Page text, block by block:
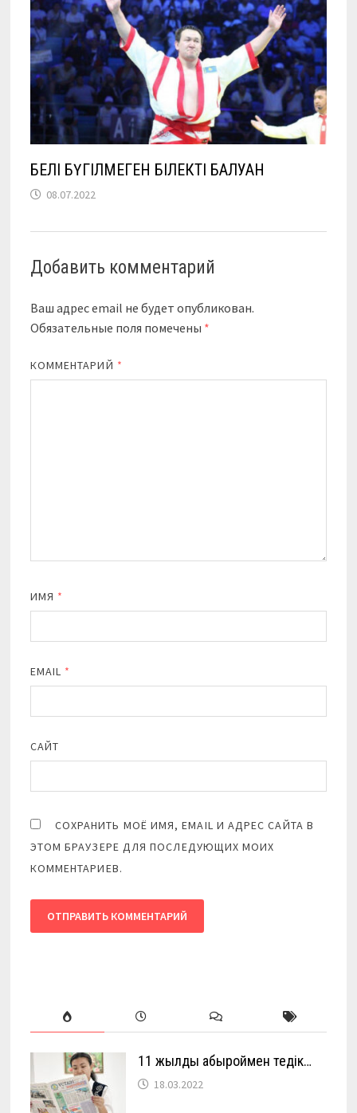
БЕЛІ БҮГІЛМЕГЕН БІЛЕКТІ БАЛУАН
08.07.2022
Добавить комментарий
Ваш адрес email не будет опубликован.
Обязательные поля помечены *
КОММЕНТАРИЙ *
ИМЯ *
EMAIL *
САЙТ
СОХРАНИТЬ МОЁ ИМЯ, EMAIL И АДРЕС САЙТА В
ЭТОМ БРАУЗЕРЕ ДЛЯ ПОСЛЕДУЮЩИХ МОИХ
КОММЕНТАРИЕВ.
11 жылды абыроймен өтедік…
18.03.2022